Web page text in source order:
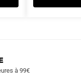
variations.
à 99€